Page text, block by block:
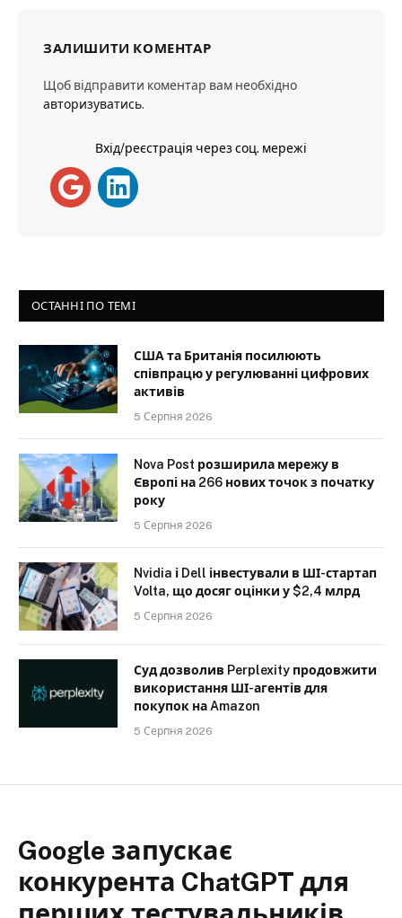
ЗАЛИШИТИ КОМЕНТАР
Щоб відправити коментар вам необхідно
авторизуватись.
Вхід/реєстрація через соц. мережі
ОСТАННІ ПО ТЕМІ
США та Британія посилюють
співпрацю у регулюванні цифрових
активів
5 Серпня 2026
Nova Post розширила мережу в
Європі на 266 нових точок з початку
року
5 Серпня 2026
Nvidia і Dell інвестували в ШІ-стартап
Volta, що досяг оцінки у $2,4 млрд
5 Серпня 2026
Суд дозволив Perplexity продовжити
використання ШІ-агентів для
покупок на Amazon
5 Серпня 2026
Google запускає
конкурента ChatGPT для